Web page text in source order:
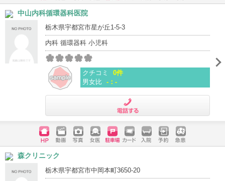
ホームペ
ージ
動画 写真 女医 駐車場
クレジッ
入院 予約 急患
中山内科循環器科医院
栃木県宇都宮市星が丘1-5-3
内科 循環器科 小児科
クチコミ
0件
男女比 -：-
ホームペ
ージ
動画 写真 女医 駐車場
クレジッ
入院 予約 急患
森クリニック
栃木県宇都宮市中岡本町3650-20